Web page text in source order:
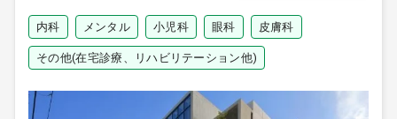
内科 メンタル 小児科 眼科 皮膚科
その他(在宅診療、リハビリテーション他)